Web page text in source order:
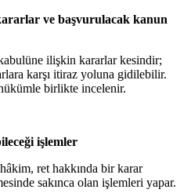
ve başvurulacak kanun
ilişkin kararlar kesindir;
karşı itiraz yoluna gidilebilir.
birlikte incelenir.
işlemler
ret hakkında bir karar
sakınca olan işlemleri yapar.